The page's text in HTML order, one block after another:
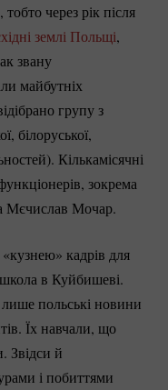
через рік після
землі Польщі,
звану
майбутніх
групу з
білоруської,
Кількамісячні
зокрема
Мєчислав Мочар.
кадрів для
в Куйбишеві.
польські новини
Їх навчали, що
Звідси й
і побиттями